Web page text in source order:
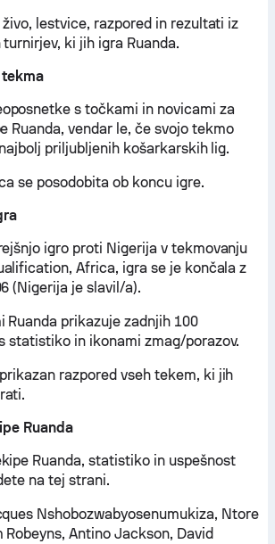
lestvice, razpored in rezultati iz
ki jih igra Ruanda.
tekma
s točkami in novicami za
Ruanda, vendar le, če svojo tekmo
priljubljenih košarkarskih lig.
se posodobita ob koncu igre.
igro proti Nigerija v tekmovanju
Africa, igra se je končala z
(Nigerija je slavil/a).
Ruanda prikazuje zadnjih 100
statistiko in ikonami zmag/porazov.
razpored vseh tekem, ki jih
Ruanda
Ruanda, statistiko in uspešnost
na tej strani.
Nshobozwabyosenumukiza, Ntore
Robeyns, Antino Jackson, David